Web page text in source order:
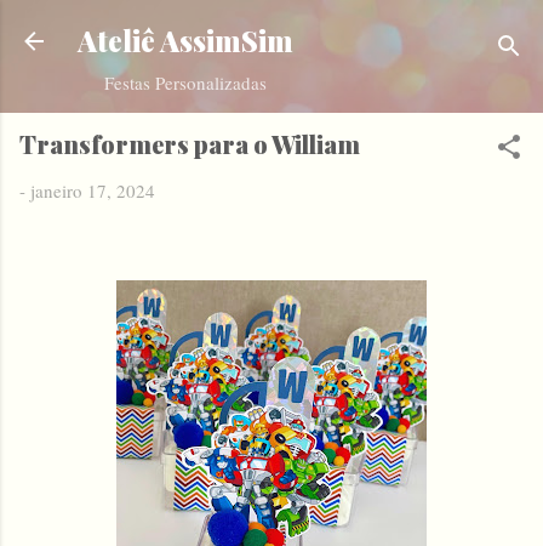
Pular para o conteúdo principal
Ateliê AssimSim
Festas Personalizadas
Transformers para o William
- janeiro 17, 2024